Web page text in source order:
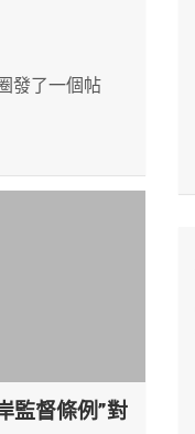
發了一個帖
監督條例”對